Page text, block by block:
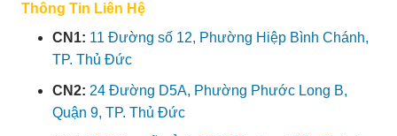
Thông Tin Liên Hệ
CN1: 11 Đường số 12, Phường Hiệp Bình Chánh,
TP. Thủ Đức
CN2: 24 Đường D5A, Phường Phước Long B,
Quận 9, TP. Thủ Đức